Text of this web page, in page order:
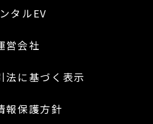
タルEV
営会社
法に基づく表示
報保護方針